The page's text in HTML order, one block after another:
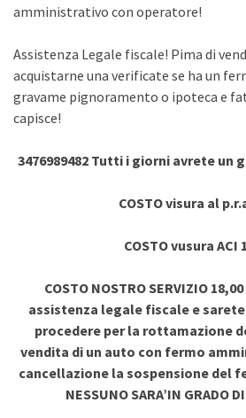
amministrativo con operatore!
Assistenza Legale fiscale! Pima di
acquistarne una verificate se ha un
gravame pignoramento o ipoteca e
capisce!
3476989482 Tutti i giorni avrete un
COSTO visura al
COSTO vusura ACI
COSTO NOSTRO SERVIZIO
assistenza legale fiscale e
procedere per la rottamazione
vendita di un auto con fermo
cancellazione la sospensione del
NESSUNO SARA’IN GRADO